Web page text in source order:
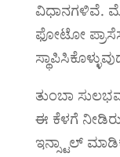
ವಿಧಾನಗಳಿವೆ.
ಫೋಟೋ
ತುಂಬಾ
ಈ ಕೆಳಗೆ
ಇನ್ಸ್ಟಾಲ್